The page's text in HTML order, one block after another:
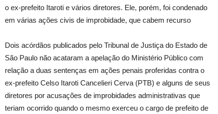
o ex-prefeito Itaroti e vários diretores. Ele, porém, foi condenado
em várias ações civis de improbidade, que cabem recurso
Dois acórdãos publicados pelo Tribunal de Justiça do Estado de
São Paulo não acataram a apelação do Ministério Público com
relação a duas sentenças em ações penais proferidas contra o
ex-prefeito Celso Itaroti Cancelieri Cerva (PTB) e alguns de seus
diretores por acusações de improbidades administrativas que
teriam ocorrido quando o mesmo exerceu o cargo de prefeito de